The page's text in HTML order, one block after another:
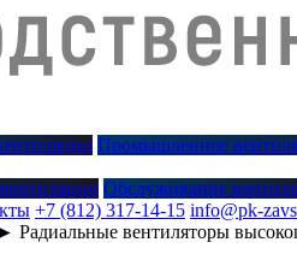
Промышленное
Обслуживание
+7 (812) 317-14-15 info@pk-
► Радиальные вентиляторы